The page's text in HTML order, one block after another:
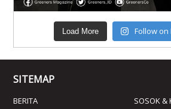
Load More Follow
SITEMAP
BERITA
SOSOK &